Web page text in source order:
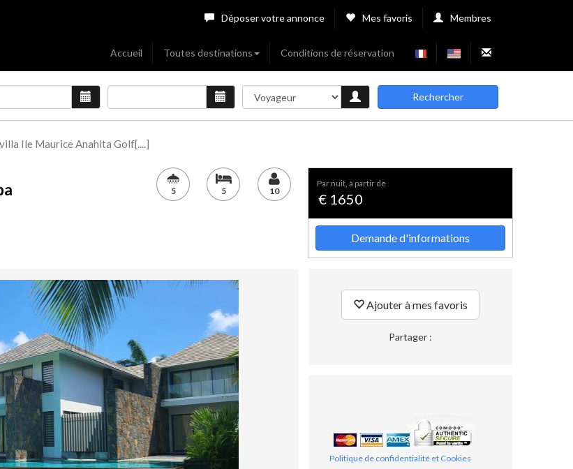
Déposer votre annonce Mes favoris Membres
Accueil Toutes destinations Conditions de réservation
Rechercher
Ile Maurice Anahita Golf[....]
5 5 10
par nuit, à partir de
€ 1650
Demande d'informations
Ajouter à mes favoris
Partager :
Politique de confidentialité et Cookies